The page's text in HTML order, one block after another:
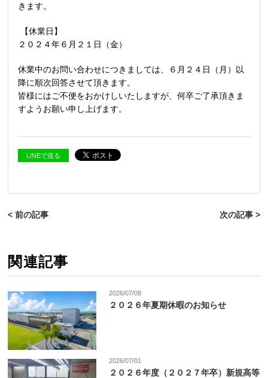
きます。
【休業日】
２０２４年６月２１日（金）
休業中のお問い合わせにつきましては、６月２４日（月）以
降に順次回答させて頂きます。
皆様にはご不便をおかけしいたしますが、何卒ご了承頂きま
すようお願い申し上げます。
LINEで送る
< 前の記事 次の記事 >
関連記事
2026/07/08
２０２６年夏期休暇のお知らせ
2026/07/01
２０２６年度（２０２７年卒）新規高等